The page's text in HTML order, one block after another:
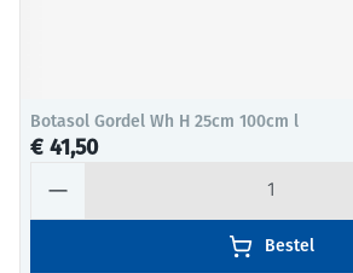
Botasol Gordel Wh H 25cm 100cm l
€ 41,50
Bestel